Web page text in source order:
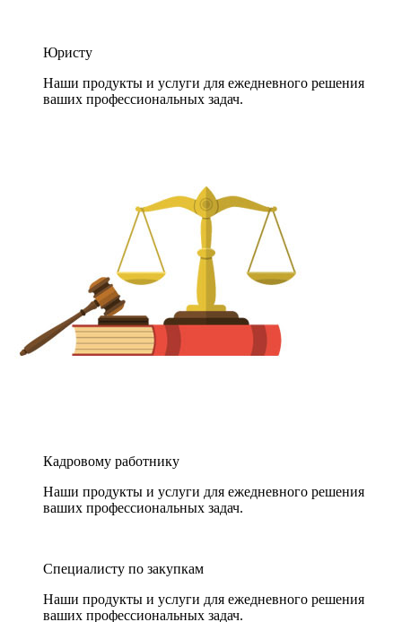
Юристу
Наши продукты и услуги для ежедневного решения
ваших профессиональных задач.
Кадровому работнику
Наши продукты и услуги для ежедневного решения
ваших профессиональных задач.
Специалисту по закупкам
Наши продукты и услуги для ежедневного решения
ваших профессиональных задач.